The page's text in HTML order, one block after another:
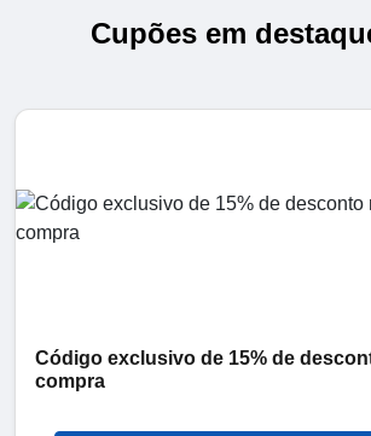
Cupões em
Código exclusivo de 15% de
compra